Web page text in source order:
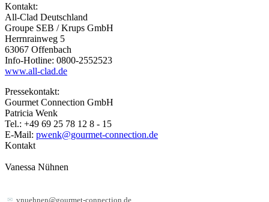
Kontakt:
All-Clad Deutschland
Groupe SEB / Krups GmbH
Herrnrainweg 5
63067 Offenbach
Info-Hotline: 0800-2552523
www.all-clad.de
Pressekontakt:
Gourmet Connection GmbH
Patricia Wenk
Tel.: +49 69 25 78 12 8 - 15
E-Mail: pwenk@gourmet-connection.de
Kontakt
Vanessa Nühnen
vnuehnen@gourmet-connection.de